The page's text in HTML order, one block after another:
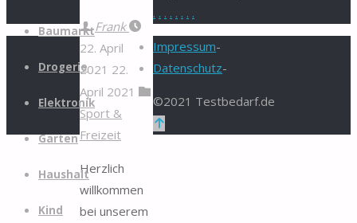
Zum
springen
Baumarkt
Drogerie
Elektronik
Garten
Haushalt
Kind
Frank
22. April
2021 22.
April 2021
Sport &
Freizeit
Herzlich
willkommen
bei unserem
. . . . . . . .
Impressum-
Datenschutz-
©2021 Testbedarf.de
Zurück